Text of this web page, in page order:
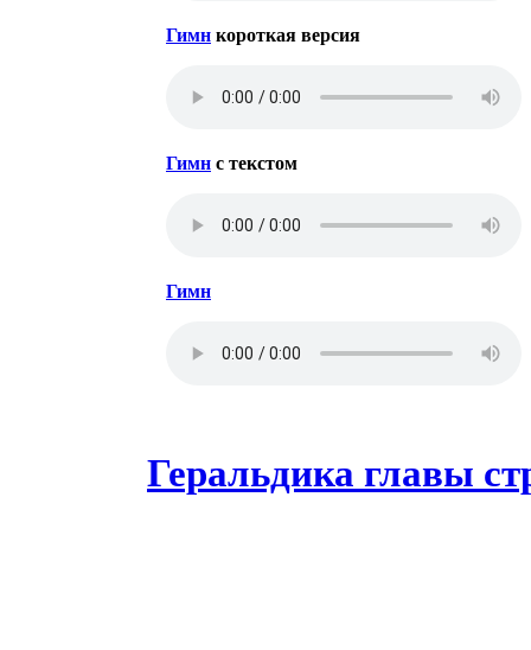
Гимн короткая версия
Гимн с текстом
Гимн
Геральдика главы